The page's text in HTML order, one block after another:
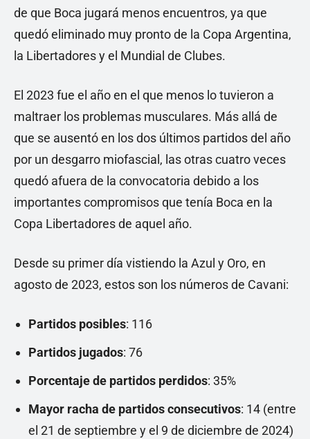
de que Boca jugará menos encuentros, ya que
quedó eliminado muy pronto de la Copa Argentina,
la Libertadores y el Mundial de Clubes.
El 2023 fue el año en el que menos lo tuvieron a
maltraer los problemas musculares. Más allá de
que se ausentó en los dos últimos partidos del año
por un desgarro miofascial, las otras cuatro veces
quedó afuera de la convocatoria debido a los
importantes compromisos que tenía Boca en la
Copa Libertadores de aquel año.
Desde su primer día vistiendo la Azul y Oro, en
agosto de 2023, estos son los números de Cavani:
Partidos posibles: 116
Partidos jugados: 76
Porcentaje de partidos perdidos: 35%
Mayor racha de partidos consecutivos: 14 (entre
el 21 de septiembre y el 9 de diciembre de 2024)